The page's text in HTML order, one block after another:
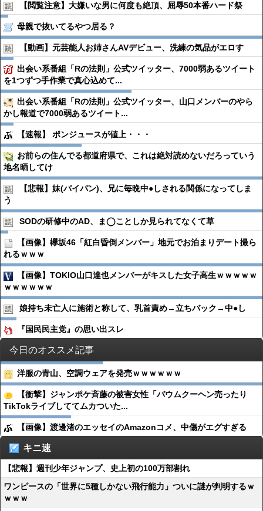
【閲覧注意】大嫌いな男に何度も絶頂、屈辱50本番ハード祭
母親で抜いてるやつ居る？
【動画】元芸能人お姉さんAVデビュー、洗練の気品がエロす
出会い系番組「Rの法則」公式ツイッター、7000弱あるツイート
を1つずつ手作業で真心込めて...
出会い系番組「Rの法則」公式ツイッター、山口メンバーのやら
かし報道で7000弱あるツイート...
【速報】 ポンジュースが値上・・・
お前らの住んでる都道府県で、これは絶対読めないだろっていう
地名晒してけ
【悲報】妹(パイパン)、兄に毎晩中●︎しされる関係になってしま
う
SODの研修中のAD、ま◯ことしか見られてなくて草
【画像】欅坂46「紅白昏倒メンバー」地元でお泊まりデート撮ら
れるｗｗｗ
【画像】TOKIO山口達也メンバーがキスした女子高生ｗｗｗｗｗ
ｗｗｗｗｗｗ
娘持ち未亡人に施術と称して、乳首責め→立ちバック→中●︎し
『国民民主党』の思い出スレ
今日のオススメ記事
洋服の青山、空調ウェアを発売ｗｗｗｗｗｗ
【衝撃】ジャンポケ斉藤の被害女性「バウムクーヘン売ったり
TikTokライブしててムカついた...
【画像】渡邊渚のエッセイのAmazonコメ、中傷がエグすぎる
キニ速
【悲報】週刊少年ジャンプ、史上初の100万部割れ
ワンピースの「世界に5種しかない飛行能力」ついに謎が判明するｗ
ｗｗｗ